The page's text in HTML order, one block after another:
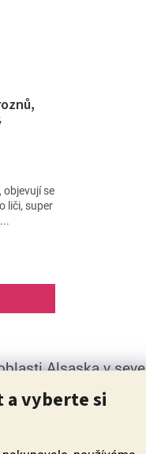
a vyberte si
objevují se
liči, super
Alsaska v
Maďarsko a Nový
sladkou a